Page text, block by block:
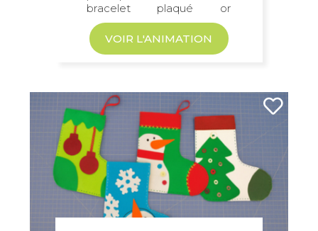
bracelet plaqué or
personnalisé avec charms...
VOIR L'ANIMATION